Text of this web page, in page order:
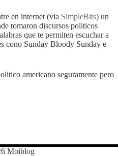
en internet (via SimpleBits) un
tomaron discursos politicos
que te permiten escuchar a
cono Sunday Bloody Sunday e
americano seguramente pero
Moiblog